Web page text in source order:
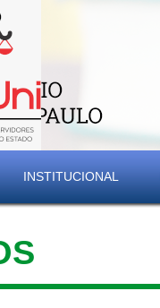
INSTITUCIONAL